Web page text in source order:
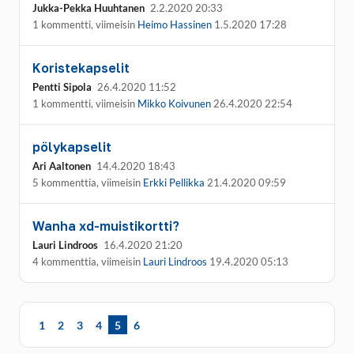
Jukka-Pekka Huuhtanen 2.2.2020 20:33
1 kommentti, viimeisin Heimo Hassinen 1.5.2020 17:28
Koristekapselit
Pentti Sipola 26.4.2020 11:52
1 kommentti, viimeisin Mikko Koivunen 26.4.2020 22:54
pölykapselit
Ari Aaltonen 14.4.2020 18:43
5 kommenttia, viimeisin Erkki Pellikka 21.4.2020 09:59
Wanha xd-muistikortti?
Lauri Lindroos 16.4.2020 21:20
4 kommenttia, viimeisin Lauri Lindroos 19.4.2020 05:13
1 2 3 4 5 6